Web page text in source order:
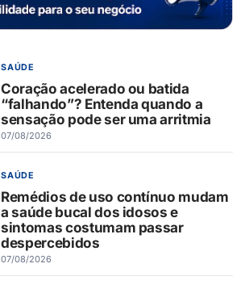
SAÚDE
Coração acelerado ou batida
“falhando”? Entenda quando a
sensação pode ser uma arritmia
07/08/2026
SAÚDE
Remédios de uso contínuo mudam
a saúde bucal dos idosos e
sintomas costumam passar
despercebidos
07/08/2026